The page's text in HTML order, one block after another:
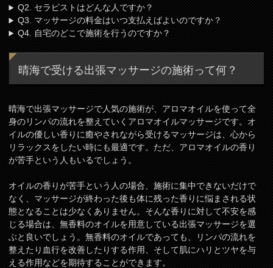
Q2. セラピストはどんな人ですか？
Q3. マッサージの料金はいつ支払えばよいのですか？
Q4. 自宅のどこで施術を行うのですか？
晴海で受ける出張マッサージの施術って何？
晴海で出張マッサージで人気の施術が、アロマオイルを使って全
身のリンパの流れを整えていくアロマオイルマッサージです。オ
イルの優しい香りに癒やされながら受けるマッサージは、心から
リラックスをしたい時にも最適です。ただ、アロマオイルの香り
が苦手という人もいるでしょう。
オイルの香りが苦手という人の場合、施術に集中できないだけで
なく、マッサージが終わった後も体に残った香りに悩まされる状
態となることは少なくありません。そんな香りに対して不安を感
じる場合は、無香料のオイルを用意している出張マッサージを選
ぶと良いでしょう。無香料のオイルであっても、リンパの流れを
整えたり血行を改善したりする作用、そして肌にハリとツヤを与
える作用などを期待することができます。